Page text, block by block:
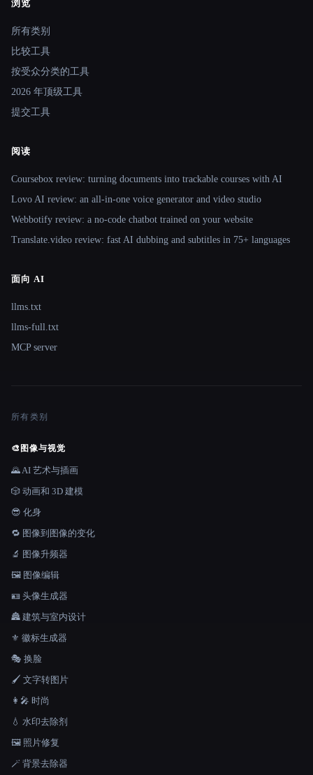
Site navigation
浏览
所有类别
比较工具
按受众分类的工具
2026 年顶级工具
提交工具
阅读
Coursebox review: turning documents into trackable courses with AI
Lovo AI review: an all-in-one voice generator and video studio
Webbotify review: a no-code chatbot trained on your website
Translate.video review: fast AI dubbing and subtitles in 75+ languages
面向 AI
llms.txt
llms-full.txt
MCP server
所有类别
🎨 图像与视觉
🌄 AI 艺术与插画
🎲 动画和 3D 建模
😎 化身
🔁 图像到图像的变化
🔬 图像升频器
🖼️ 图像编辑
🪪 头像生成器
🏯 建筑与室内设计
⚜️ 徽标生成器
🎭 换脸
🖌️ 文字转图片
👩‍🎤 时尚
💧 水印去除剂
🖼️ 照片修复
🪄 背景去除器